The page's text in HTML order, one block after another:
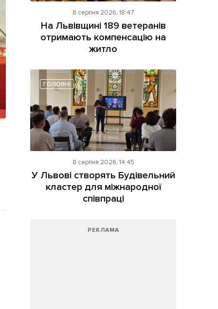
8 серпня 2026, 18:47
На Львівщині 189 ветеранів
отримають компенсацію на
житло
ГОЛОВНІ
8 серпня 2026, 14:45
У Львові створять Будівельний
кластер для міжнародної
співпраці
РЕКЛАМА